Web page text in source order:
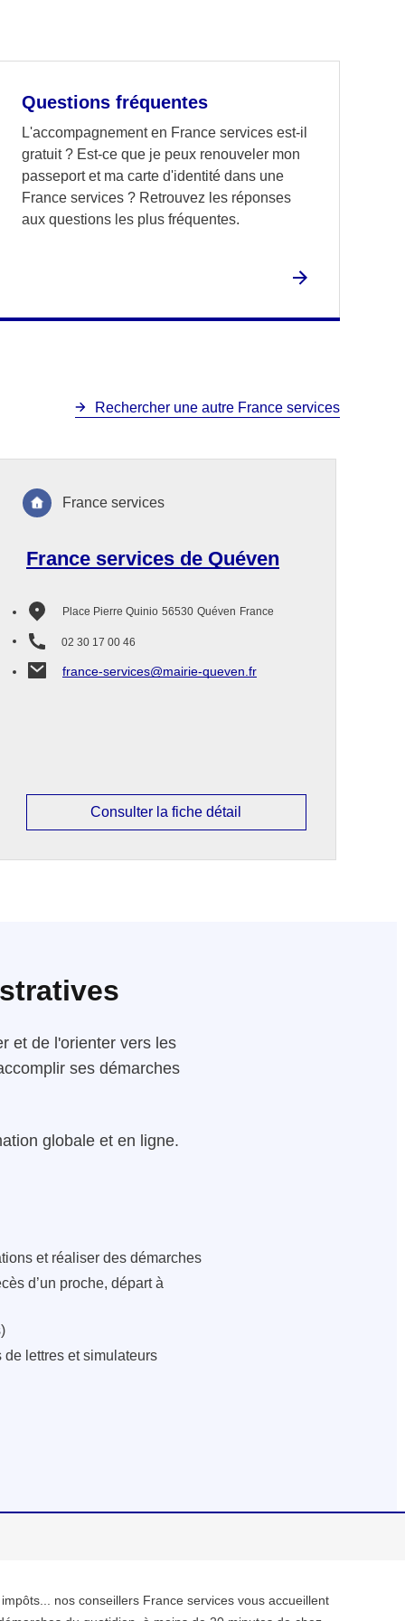
Questions fréquentes
L'accompagnement en France services est-il
gratuit ? Est-ce que je peux renouveler mon
passeport et ma carte d'identité dans une
France services ? Retrouvez les réponses
aux questions les plus fréquentes.
Rechercher une autre France services
France services de Quéven
Place Pierre Quinio 56530 Quéven France
02 30 17 00 46
france-services@mairie-queven.fr
France services
Consulter la fiche détail
et de l'orienter vers les
ses démarches
globale et en ligne.
et réaliser des démarches
d’un proche, départ à
lettres et simulateurs
nos conseillers France services vous accueillent